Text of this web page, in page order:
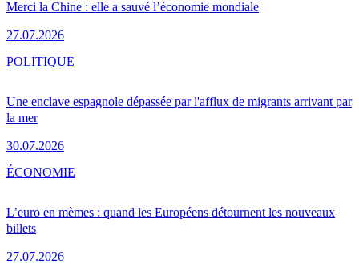
Merci la Chine : elle a sauvé l’économie mondiale
27.07.2026
Une enclave espagnole dépassée par l'afflux de migrants arrivant par
la mer
30.07.2026
POLITIQUE
L’euro en mèmes : quand les Européens détournent les nouveaux
billets
27.07.2026
ÉCONOMIE